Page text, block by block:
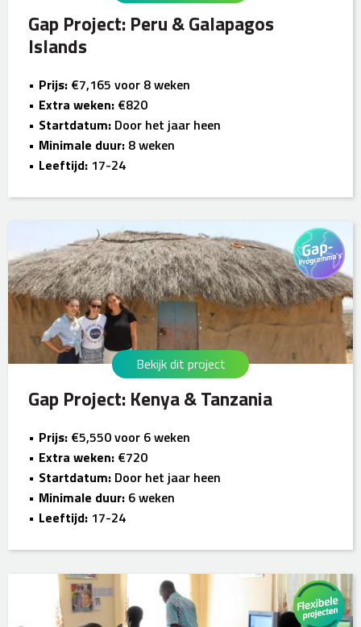
Gap Project: Peru & Galapagos
Islands
Prijs: €7,165 voor 8 weken
Extra weken: €820
Startdatum: Door het jaar heen
Minimale duur: 8 weken
Leeftijd: 17-24
Gap Project: Kenya & Tanzania
Bekijk dit project
Prijs: €5,550 voor 6 weken
Extra weken: €720
Startdatum: Door het jaar heen
Minimale duur: 6 weken
Leeftijd: 17-24